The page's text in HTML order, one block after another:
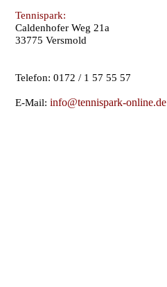
Tennispark:
Caldenhofer Weg 21a
33775 Versmold
Telefon: 0172 / 1 57 55 57
E-Mail:info@tennispark-online.de